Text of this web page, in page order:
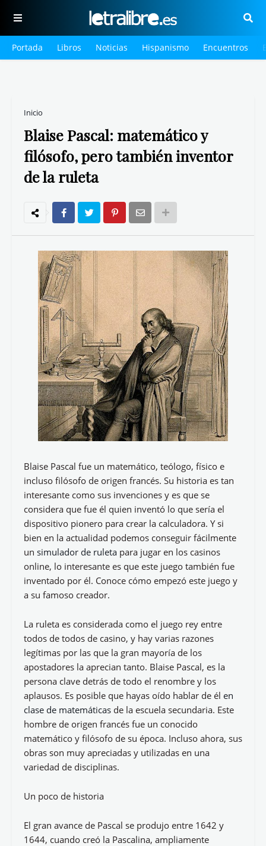
Portada Libros Noticias Hispanismo Encuentros
Inicio
Blaise Pascal: matemático y
filósofo, pero también inventor
de la ruleta
Blaise Pascal fue un matemático, teólogo, físico e
incluso filósofo de origen francés. Su historia es tan
interesante como sus invenciones y es que se
considera que fue él quien inventó lo que sería el
dispositivo pionero para crear la calculadora. Y si
bien en la actualidad podemos conseguir fácilmente
un simulador de ruleta para jugar en los casinos
online, lo interesante es que este juego también fue
inventado por él. Conoce cómo empezó este juego y
a su famoso creador.
La ruleta es considerada como el juego rey entre
todos de todos de casino, y hay varias razones
legítimas por las que la gran mayoría de los
apostadores la aprecian tanto. Blaise Pascal, es la
persona clave detrás de todo el renombre y los
aplausos. Es posible que hayas oído hablar de él en
clase de matemáticas de la escuela secundaria. Este
hombre de origen francés fue un conocido
matemático y filósofo de su época. Incluso ahora, sus
obras son muy apreciadas y utilizadas en una
variedad de disciplinas.
Un poco de historia
El gran avance de Pascal se produjo entre 1642 y
1644, cuando creó la Pascalina, ampliamente